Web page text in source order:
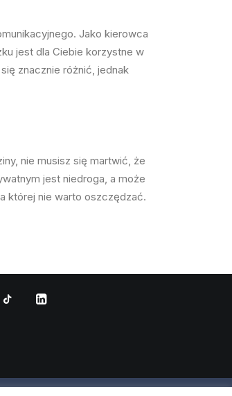
Jako kierowca
jest dla Ciebie korzystne w
znacznie różnić, jednak
nie musisz się martwić, że
jest niedroga, a może
której nie warto oszczędzać.